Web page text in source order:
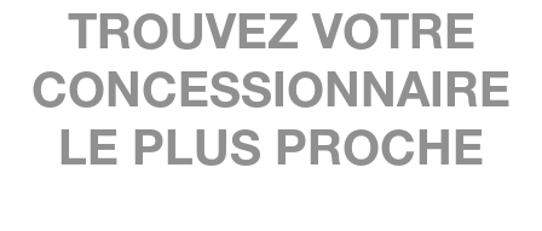
TROUVEZ VOTRE
CONCESSIONNAIRE
LE PLUS PROCHE